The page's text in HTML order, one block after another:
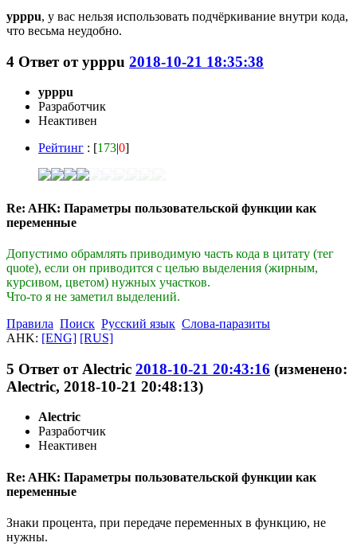
ypppu, у вас нельзя использовать подчёркивание внутри кода,
что весьма неудобно.
4 Ответ отypppu 2018-10-21 18:35:38
ypppu
Разработчик
Неактивен
Рейтинг : [173|0]
Re: AHK: Параметры пользовательской функции как
переменные
Допустимо обрамлять приводимую часть кода в цитату (тег
quote), если он приводится с целью выделения (жирным,
курсивом, цветом) нужных участков.
Что-то я не заметил выделений.
Правила Поиск Русский язык Слова-паразиты
AHK: [ENG] [RUS]
5 Ответ от Alectric 2018-10-21 20:43:16 (изменено:
Alectric, 2018-10-21 20:48:13)
Alectric
Разработчик
Неактивен
Re: AHK: Параметры пользовательской функции как
переменные
Знаки процента, при передаче переменных в функцию, не
нужны.